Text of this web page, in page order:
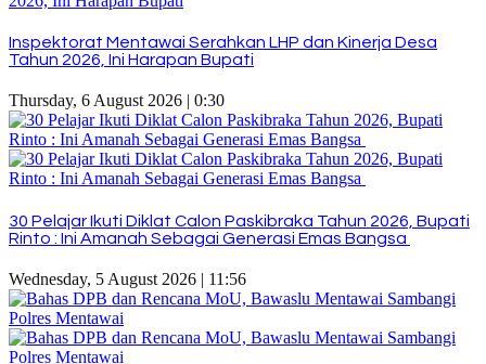
Inspektorat Mentawai Serahkan LHP dan Kinerja Desa
Tahun 2026, Ini Harapan Bupati
Thursday, 6 August 2026 | 0:30
30 Pelajar Ikuti Diklat Calon Paskibraka Tahun 2026, Bupati
Rinto : Ini Amanah Sebagai Generasi Emas Bangsa
Wednesday, 5 August 2026 | 11:56